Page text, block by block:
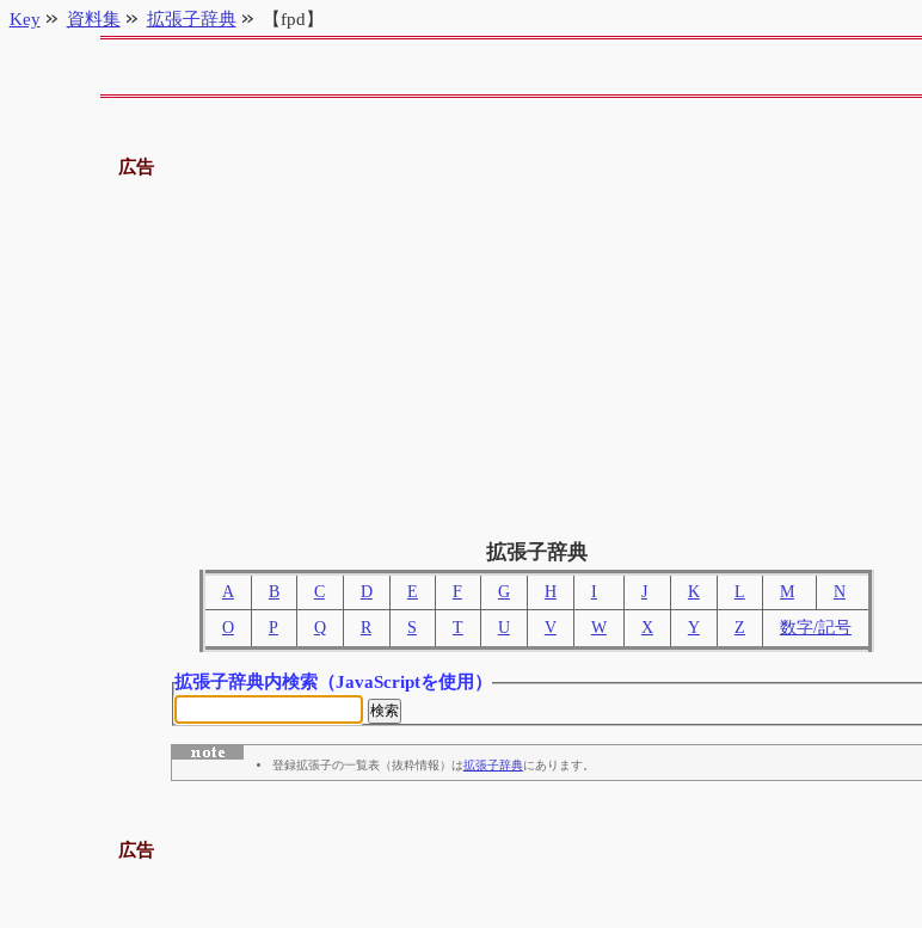
広告
拡張子辞典
A B C D E F G H I J K L M
N
O
P Q R S T U V W X Y Z 数字/記号
拡張子辞典内検索 （JavaScriptを使用）
登録拡張子の一覧表（抜粋情報）は拡張子辞典にあります。
広告
Key 資料集 拡張子辞典 【fpd】